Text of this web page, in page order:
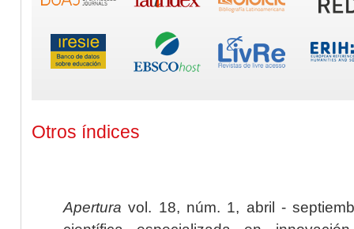
Otros índices
Apertura vol. 18, núm. 1, abril -